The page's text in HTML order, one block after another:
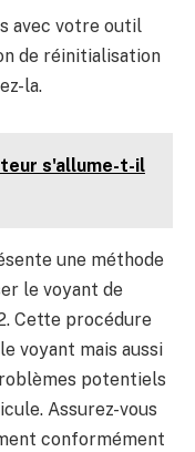
avec votre outil
de réinitialisation
la.
s'allume-t-il
une méthode
le voyant de
Cette procédure
voyant mais aussi
potentiels
Assurez-vous
conformément